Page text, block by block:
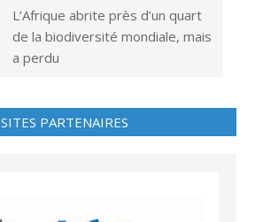
L’Afrique abrite près d’un quart
de la biodiversité mondiale, mais
a perdu
SITES PARTENAIRES